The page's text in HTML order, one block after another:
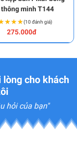
thông minh T144
(10 đánh giá)
275.000đ
lòng cho khách
hỏi của bạn"